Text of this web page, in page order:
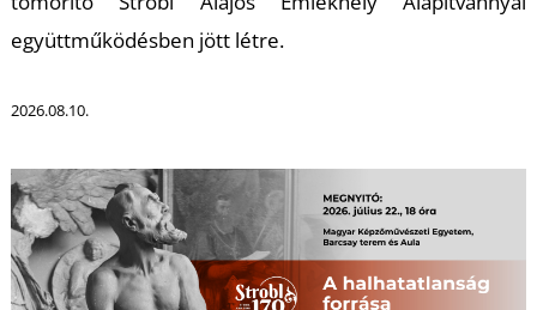
együttműködésben jött létre.
2026.08.10.